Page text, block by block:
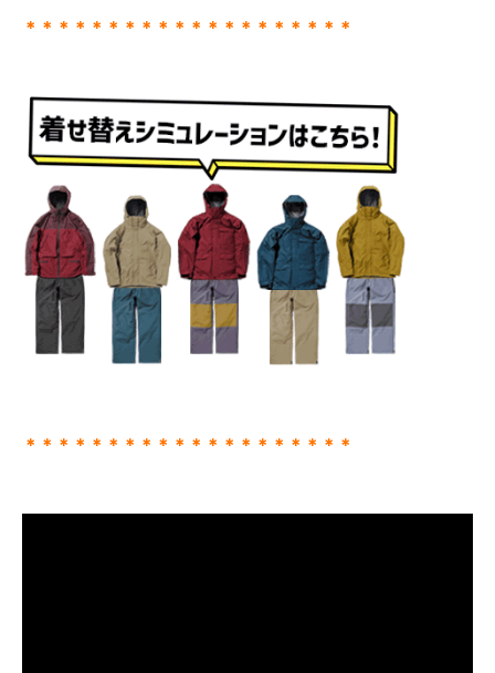
＊＊＊＊＊＊＊＊＊＊＊＊＊＊＊＊＊＊＊＊
＊＊＊＊＊＊＊＊＊＊＊＊＊＊＊＊＊＊＊＊